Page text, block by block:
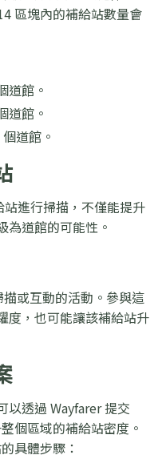
區塊內的補給站數量會
道館。
道館。
道館。
進行掃描，不僅能提升
為道館的可能性。
或互動的活動。參與這
度，也可能讓該補給站升
以透過 Wayfarer 提交
個區域的補給站密度。
具體步驟：